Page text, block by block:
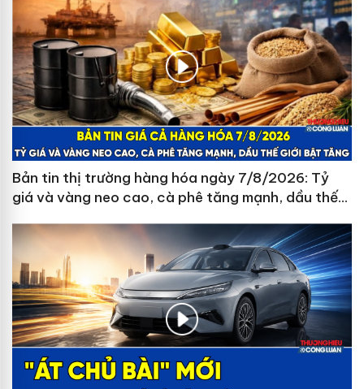
Bản tin thị trường hàng hóa ngày 7/8/2026: Tỷ
giá và vàng neo cao, cà phê tăng mạnh, dầu thế